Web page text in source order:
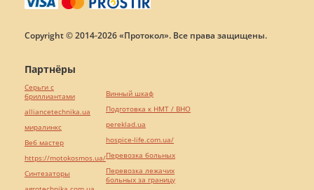
Copyright © 2014-2026 «Протокол». Все права защищены.
Партнёры
Серьги с
бриллиантами
alliancetechnika.ua
миралинкс
Веб мастер
https://motokosmos.ua/
Синтезаторы
Винный шкаф
Подготовка к НМТ / ВНО
pereklad.ua
hospice-life.com.ua/
Перевозка больных
Перевозка лежачих
больных за границу